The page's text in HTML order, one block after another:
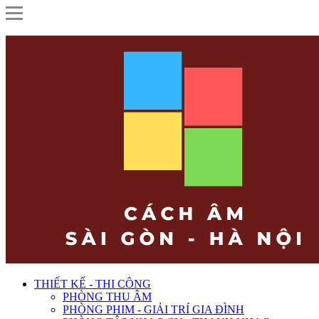
THIẾT KẾ - THI CÔNG
PHÒNG THU ÂM
PHÒNG PHIM - GIẢI TRÍ GIA ĐÌNH